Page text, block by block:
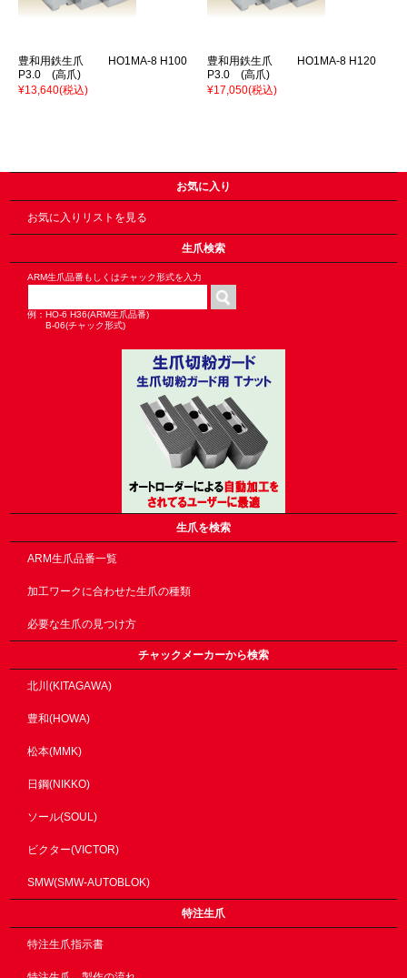
豊和用鉄生爪 HO1MA-8 H100
P3.0 (高爪)
¥13,640(税込)
豊和用鉄生爪 HO1MA-8 H120
P3.0 (高爪)
¥17,050(税込)
お気に入り
お気に入りリストを見る
生爪検索
ARM生爪品番もしくはチャック形式を入力
例：HO-6 H36(ARM生爪品番)
B-06(チャック形式)
生爪を検索
ARM生爪品番一覧
加工ワークに合わせた生爪の種類
必要な生爪の見つけ方
チャックメーカーから検索
北川(KITAGAWA)
豊和(HOWA)
松本(MMK)
日鋼(NIKKO)
ソール(SOUL)
ビクター(VICTOR)
SMW(SMW-AUTOBLOK)
特注生爪
特注生爪指示書